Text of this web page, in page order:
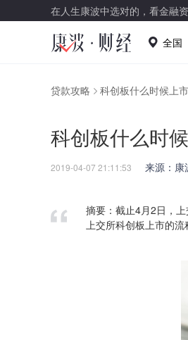
在人生康波中选对的，看金融
全国
贷款攻略 科创板什么时候上
科创板什么时
2019-04-07 21:11:53 来源：康
摘要：截止4月2日，
上交所科创板上市的流